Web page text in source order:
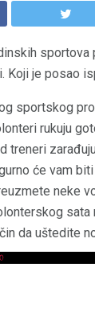
sportova
Koji je posao
sportskog
rukuju
treneri
će vam
neke
da uštedite